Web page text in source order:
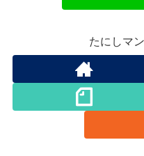
たにしマ